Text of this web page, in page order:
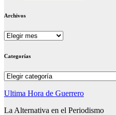
Archivos
Archivos
Categorías
Categorías
Ultima Hora de Guerrero
La Alternativa en el Periodismo